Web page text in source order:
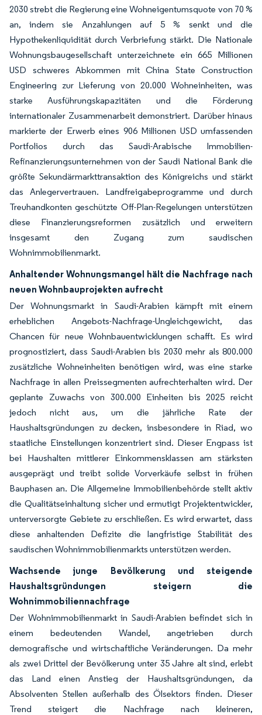
2030 strebt die Regierung eine Wohneigentumsquote von 70 %
an, indem sie Anzahlungen auf 5 % senkt und die
Hypothekenliquidität durch Verbriefung stärkt. Die Nationale
Wohnungsbaugesellschaft unterzeichnete ein 665 Millionen
USD schweres Abkommen mit China State Construction
Engineering zur Lieferung von 20.000 Wohneinheiten, was
starke Ausführungskapazitäten und die Förderung
internationaler Zusammenarbeit demonstriert. Darüber hinaus
markierte der Erwerb eines 906 Millionen USD umfassenden
Portfolios durch das Saudi-Arabische Immobilien-
Refinanzierungsunternehmen von der Saudi National Bank die
größte Sekundärmarkttransaktion des Königreichs und stärkt
das Anlegervertrauen. Landfreigabeprogramme und durch
Treuhandkonten geschützte Off-Plan-Regelungen unterstützen
diese Finanzierungsreformen zusätzlich und erweitern
insgesamt den Zugang zum saudischen
Wohnimmobilienmarkt.
Anhaltender Wohnungsmangel hält die Nachfrage nach
neuen Wohnbauprojekten aufrecht
Der Wohnungsmarkt in Saudi-Arabien kämpft mit einem
erheblichen Angebots-Nachfrage-Ungleichgewicht, das
Chancen für neue Wohnbauentwicklungen schafft. Es wird
prognostiziert, dass Saudi-Arabien bis 2030 mehr als 800.000
zusätzliche Wohneinheiten benötigen wird, was eine starke
Nachfrage in allen Preissegmenten aufrechterhalten wird. Der
geplante Zuwachs von 300.000 Einheiten bis 2025 reicht
jedoch nicht aus, um die jährliche Rate der
Haushaltsgründungen zu decken, insbesondere in Riad, wo
staatliche Einstellungen konzentriert sind. Dieser Engpass ist
bei Haushalten mittlerer Einkommensklassen am stärksten
ausgeprägt und treibt solide Vorverkäufe selbst in frühen
Bauphasen an. Die Allgemeine Immobilienbehörde stellt aktiv
die Qualitätseinhaltung sicher und ermutigt Projektentwickler,
unterversorgte Gebiete zu erschließen. Es wird erwartet, dass
diese anhaltenden Defizite die langfristige Stabilität des
saudischen Wohnimmobilienmarkts unterstützen werden.
Wachsende junge Bevölkerung und steigende
Haushaltsgründungen steigern die
Wohnimmobiliennachfrage
Der Wohnimmobilienmarkt in Saudi-Arabien befindet sich in
einem bedeutenden Wandel, angetrieben durch
demografische und wirtschaftliche Veränderungen. Da mehr
als zwei Drittel der Bevölkerung unter 35 Jahre alt sind, erlebt
das Land einen Anstieg der Haushaltsgründungen, da
Absolventen Stellen außerhalb des Ölsektors finden. Dieser
Trend steigert die Nachfrage nach kleineren,